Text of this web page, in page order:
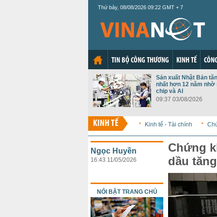
Thứ bảy, 08/08/2026 09:22 GMT + 7
TIN BỘ CÔNG THƯƠNG KINH TẾ
Sản xuất Nhật Bản
nhất hơn 12 năm nhờ
chip và AI
09:37 03/08/2026
KINH TẾ Kinh tế - Tài chính
Chứng
dầu
Ngọc Huyền
16:43 11/05/2026
NỔI BẬT TRANG CHỦ